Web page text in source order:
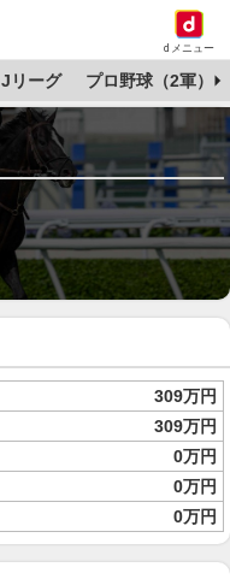
dメニュー
Jリーグ プロ野球（2軍）
309万円
309万円
0万円
0万円
0万円